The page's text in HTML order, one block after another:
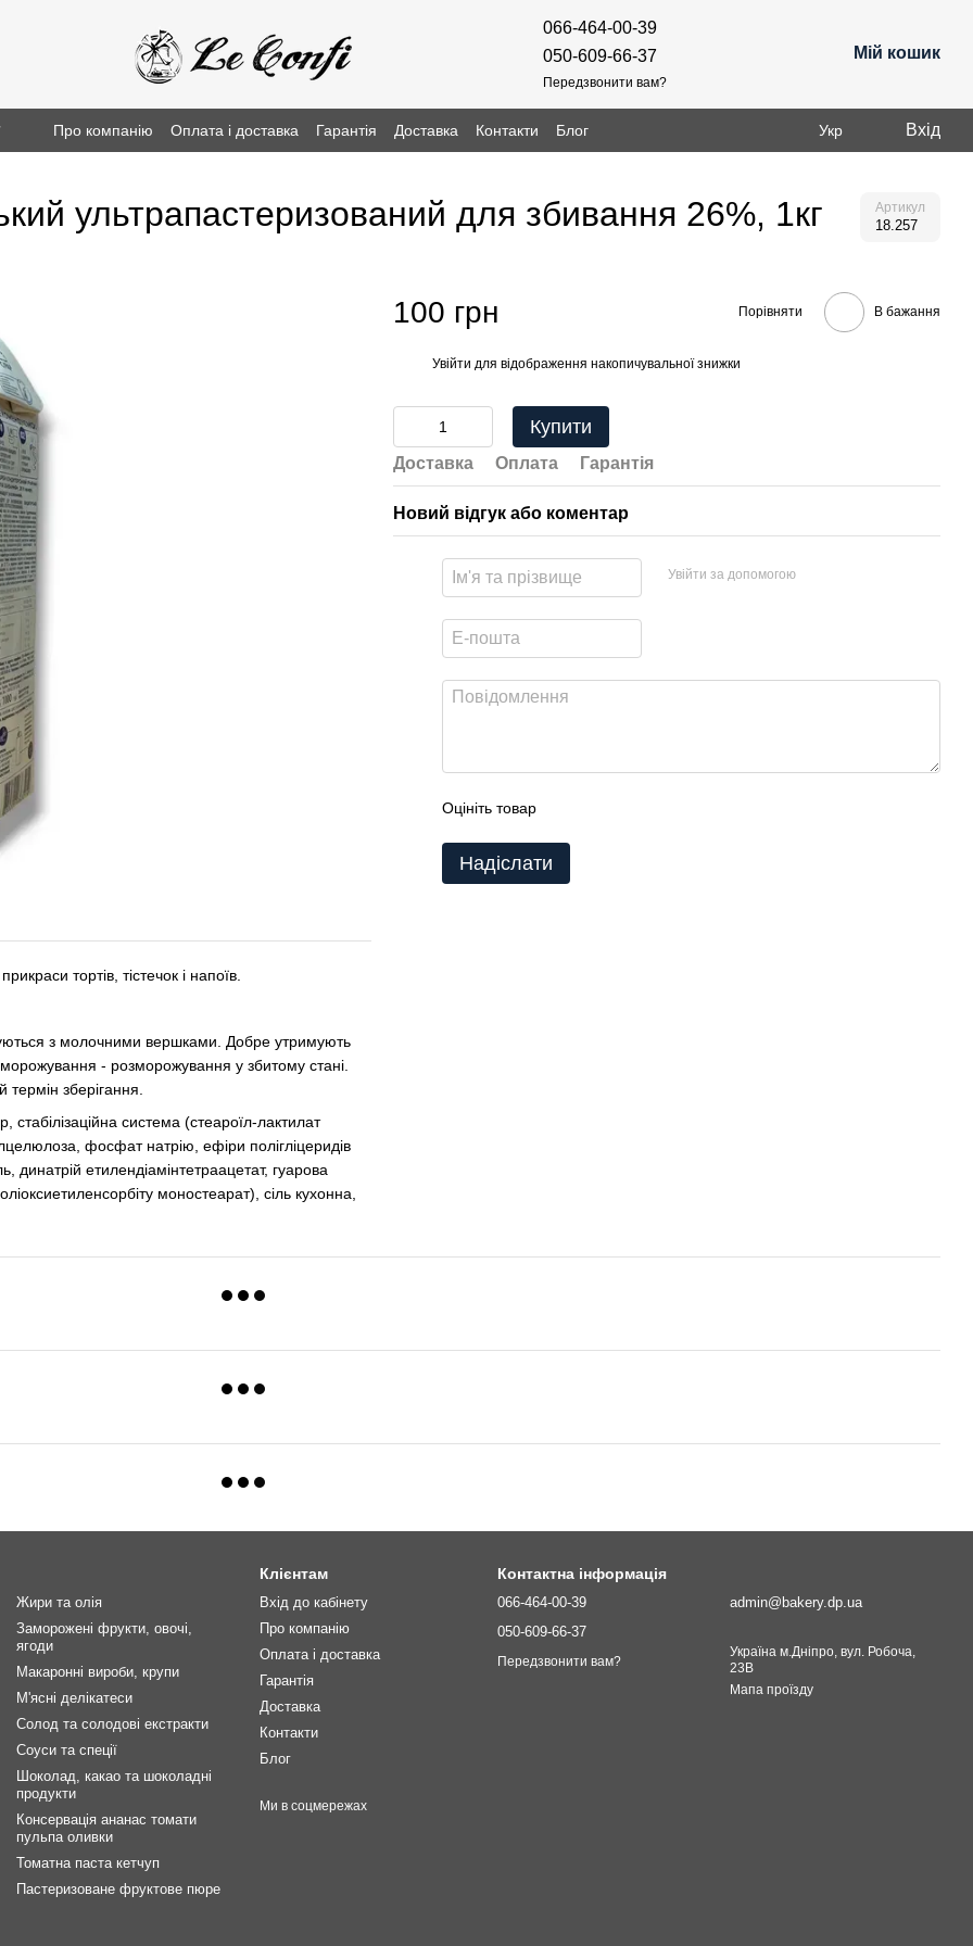
066-464-00-39
050-609-66-37
Передзвонити вам?
Мій кошик
Про компанію Оплата і доставка Гарантія Доставка Контакти Блог Укр Вхід
ультрапастеризований для збивання 26%, 1кг Артикул
18.257
тортів, тістечок і напоїв.
з молочними вершками. Добре утримують
- розморожування у збитому стані.
зберігання.
система (стеароїл-лактилат
фосфат натрію, ефіри полігліцеридів
динатрій етилендіамінтетраацетат, гуарова
моностеарат), сіль кухонна,
100 грн Порівняти В бажання
Увійти для відображення накопичувальної знижки
Купити
Доставка Оплата Гарантія
Новий відгук або коментар
Увійти за допомогою
Оцініть товар
Надіслати
Жири та олія
Заморожені фрукти, овочі,
ягоди
Макаронні вироби, крупи
М'ясні делікатеси
Солод та солодові екстракти
Соуси та спеції
Шоколад, какао та шоколадні
продукти
Консервація ананас томати
пульпа оливки
Томатна паста кетчуп
Пастеризоване фруктове пюре
Клієнтам
Вхід до кабінету
Про компанію
Оплата і доставка
Гарантія
Доставка
Контакти
Блог
Ми в соцмережах
Контактна інформація
066-464-00-39
050-609-66-37
Передзвонити вам?
admin@bakery.dp.ua
Україна м.Дніпро, вул. Робоча,
23В
Мапа проїзду